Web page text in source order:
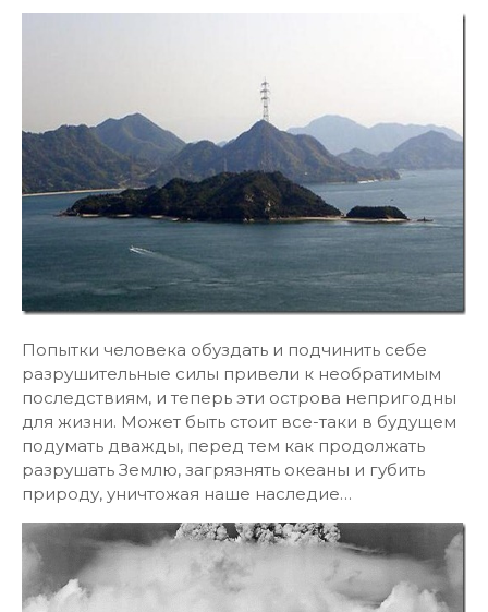
Попытки человека обуздать и подчинить себе
разрушительные силы привели к необратимым
последствиям, и теперь эти острова непригодны
для жизни. Может быть стоит все-таки в будущем
подумать дважды, перед тем как продолжать
разрушать Землю, загрязнять океаны и губить
природу, уничтожая наше наследие…